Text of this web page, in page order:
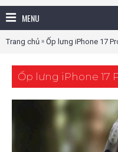
MENU
Trang chủ » Ốp lưng iPhone 17